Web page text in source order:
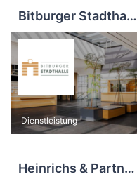
Bitburger Stadthalle
Dienstleistung
Heinrichs & Partner GbR